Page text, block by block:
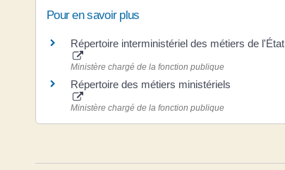
Pour en savoir plus
Répertoire interministériel des métiers de l'État
Ministère chargé de la fonction publique
Répertoire des métiers ministériels
Ministère chargé de la fonction publique